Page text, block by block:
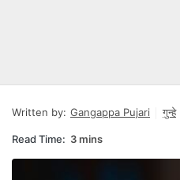
Written by: Gangappa Pujari गुन्हे
Read Time: 3 mins